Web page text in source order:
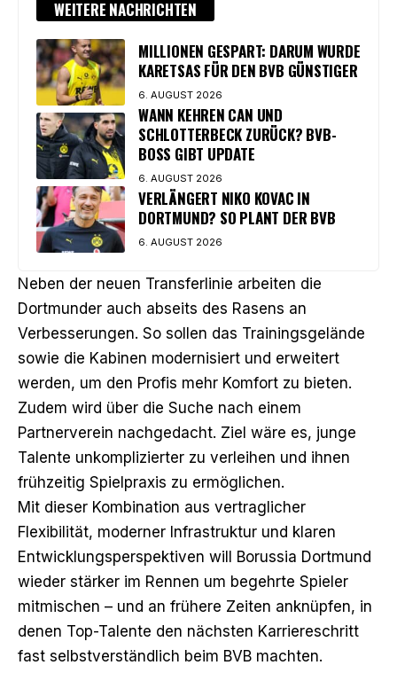
WEITERE NACHRICHTEN
MILLIONEN GESPART: DARUM WURDE
KARETSAS FÜR DEN BVB GÜNSTIGER
6. AUGUST 2026
WANN KEHREN CAN UND
SCHLOTTERBECK ZURÜCK? BVB-
BOSS GIBT UPDATE
6. AUGUST 2026
VERLÄNGERT NIKO KOVAC IN
DORTMUND? SO PLANT DER BVB
6. AUGUST 2026
Neben der neuen Transferlinie arbeiten die
Dortmunder auch abseits des Rasens an
Verbesserungen. So sollen das Trainingsgelände
sowie die Kabinen modernisiert und erweitert
werden, um den Profis mehr Komfort zu bieten.
Zudem wird über die Suche nach einem
Partnerverein nachgedacht. Ziel wäre es, junge
Talente unkomplizierter zu verleihen und ihnen
frühzeitig Spielpraxis zu ermöglichen.
Mit dieser Kombination aus vertraglicher
Flexibilität, moderner Infrastruktur und klaren
Entwicklungsperspektiven will Borussia Dortmund
wieder stärker im Rennen um begehrte Spieler
mitmischen – und an frühere Zeiten anknüpfen, in
denen Top-Talente den nächsten Karriereschritt
fast selbstverständlich beim BVB machten.